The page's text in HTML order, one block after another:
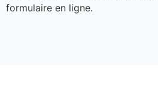
formulaire en ligne.